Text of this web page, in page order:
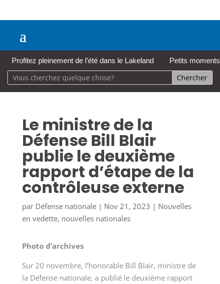
Profitez pleinement de l’été dans le Lakeland Petits
Le ministre de la
Défense Bill Blair
publie le deuxième
rapport d’étape de la
contrôleuse externe
par Défense nationale| Nov 21, 2023 | Nouvelles
en vedette, nouvelles nationales
Photo d’archives
Sur 20 novembre, l’honorable Bill Blair, ministre de
la Défense nationale, a publié le deuxième rapport